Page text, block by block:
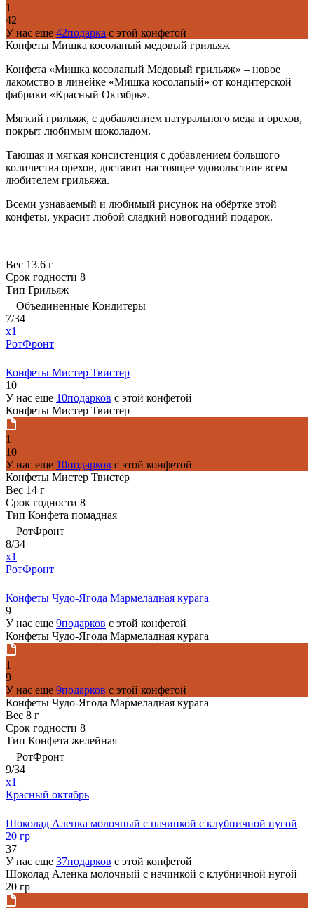
1
42
У нас еще 42подарка с этой конфетой
Конфеты Мишка косолапый медовый грильяж
Конфета «Мишка косолапый Медовый грильяж» – новое
лакомство в линейке «Мишка косолапый» от кондитерской
фабрики «Красный Октябрь».
Мягкий грильяж, с добавлением натурального меда и орехов,
покрыт любимым шоколадом.
Тающая и мягкая консистенция с добавлением большого
количества орехов, доставит настоящее удовольствие всем
любителем грильяжа.
Всеми узнаваемый и любимый рисунок на обёртке этой
конфеты, украсит любой сладкий новогодний подарок.
Вес 13.6 г
Срок годности 8
Тип Грильяж
Объединенные Кондитеры
7/34
x1
РотФронт
Конфеты Мистер Твистер
10
У нас еще 10подарков с этой конфетой
Конфеты Мистер Твистер
1
10
У нас еще 10подарков с этой конфетой
Конфеты Мистер Твистер
Вес 14 г
Срок годности 8
Тип Конфета помадная
РотФронт
8/34
x1
РотФронт
Конфеты Чудо-Ягода Мармеладная курага
9
У нас еще 9подарков с этой конфетой
Конфеты Чудо-Ягода Мармеладная курага
1
9
У нас еще 9подарков с этой конфетой
Конфеты Чудо-Ягода Мармеладная курага
Вес 8 г
Срок годности 8
Тип Конфета желейная
РотФронт
9/34
x1
Красный октябрь
Шоколад Аленка молочный с начинкой с клубничной нугой
20 гр
37
У нас еще 37подарков с этой конфетой
Шоколад Аленка молочный с начинкой с клубничной нугой
20 гр